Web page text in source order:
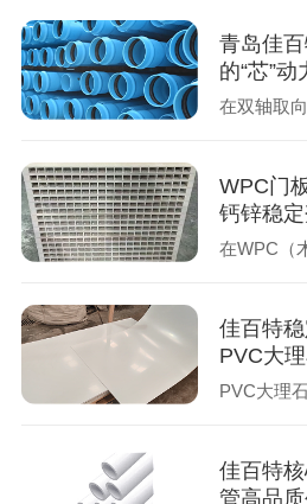
青岛佳
的“芯”动
在双轴取
WPC门
钙锌稳
在WPC（
佳百特
PVC大
PVC大理
佳百特
管高品